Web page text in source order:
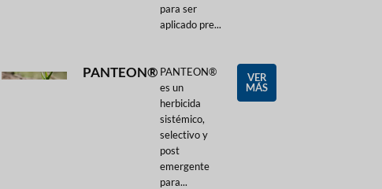
para ser
aplicado pre...
PANTEON® PANTEON®
es un
herbicida
sistémico,
selectivo y
post
emergente
para...
VER
MÁS